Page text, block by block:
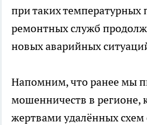
при таких температурных
ремонтных служб
новых аварийных
Напомним, что ранее мы
мошенничеств в регионе,
жертвами удалённых схем